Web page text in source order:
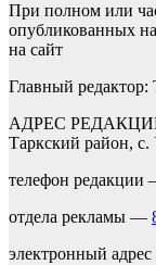
При полном или
опубликованных на
на сайт
Главный
АДРЕС РЕДАКЦИИ:
Таркский район, с.
телефон редакции
отдела рекламы —
электронный